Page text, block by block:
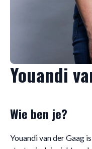
Youandi
Wie ben je?
Youandi van der Gaag